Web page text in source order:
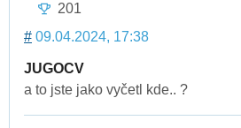
201
# 09.04.2024, 17:38
JUGOCV
a to jste jako vyčetl kde.. ?